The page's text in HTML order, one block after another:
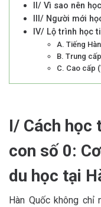
II/ Vì sao nên
III/ Người mới
IV/ Lộ trình học
A. Tiếng
B. Trung
C. Cao cấp
I/ Cách học
con số 0:
du học tại
Hàn Quốc không